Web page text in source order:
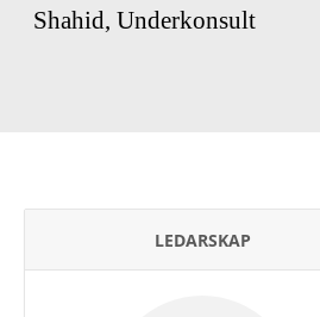
Shahid, Underkonsult
LEDARSKAP